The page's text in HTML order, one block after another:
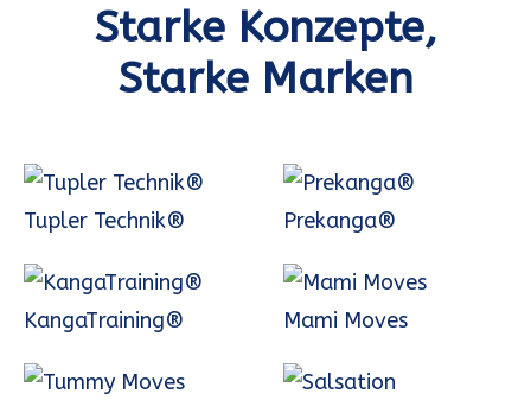
Starke Konzepte,
Starke Marken
Tupler Technik® Prekanga®
KangaTraining® Mami Moves